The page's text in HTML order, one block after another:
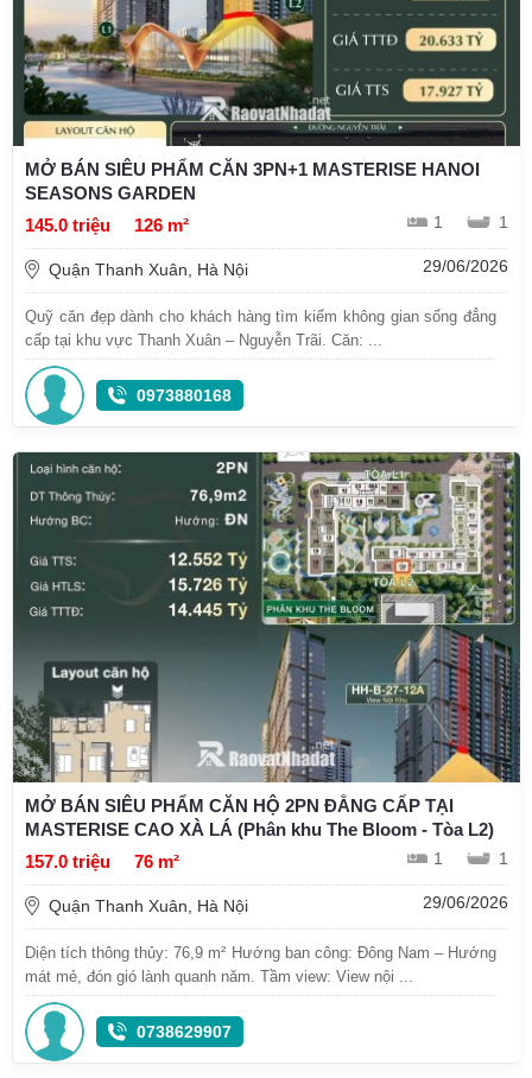
MỞ BÁN SIÊU PHẨM CĂN 3PN+1 MASTERISE HANOI
SEASONS GARDEN
145.0 triệu
126 m² 1 1
Quận Thanh Xuân, Hà Nội 29/06/2026
Quỹ căn đẹp dành cho khách hàng tìm kiếm không gian sống đẳng
cấp tại khu vực Thanh Xuân – Nguyễn Trãi. Căn: ...
0973880168
MỞ BÁN SIÊU PHẨM CĂN HỘ 2PN ĐẲNG CẤP TẠI
MASTERISE CAO XÀ LÁ (Phân khu The Bloom - Tòa L2)
157.0 triệu
76 m² 1 1
Quận Thanh Xuân, Hà Nội 29/06/2026
Diện tích thông thủy: 76,9 m² Hướng ban công: Đông Nam – Hướng
mát mẻ, đón gió lành quanh năm. Tầm view: View nội ...
0738629907